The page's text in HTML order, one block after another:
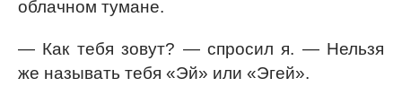
облачном тумане.
— Как тебя зовут? — спросил я. — Нельзя
же называть тебя «Эй» или «Эгей».